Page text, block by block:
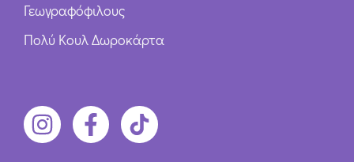
Γεωγραφόφιλους
Πολύ Κουλ Δωροκάρτα